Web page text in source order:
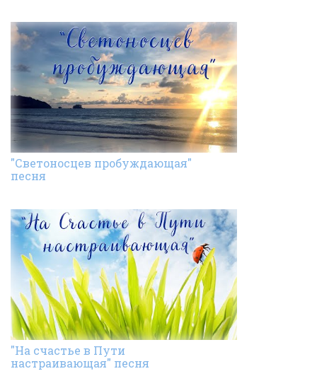
"Светоносцев пробуждающая"
песня
"На счастье в Пути
настраивающая" песня